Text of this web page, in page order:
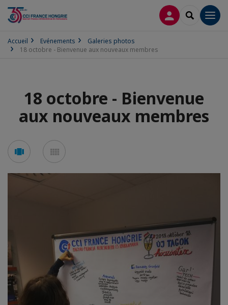
CONNEXION
Accueil Evénements
Galeries photos
18 octobre - Bienvenue aux nouveaux membres
18 octobre - Bienvenue
aux nouveaux membres
Voir
en
carousel
en